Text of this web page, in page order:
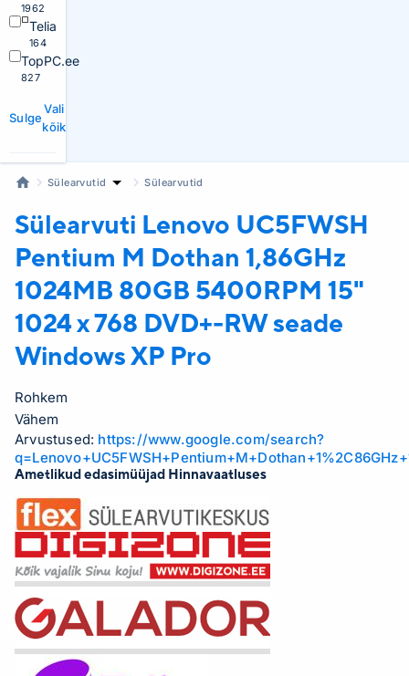
1962
Telia
164
TopPC.ee
827
Sulge
Vali
kõik
Sülearvutid Sülearvutid
Sülearvuti Lenovo UC5FWSH
Pentium M Dothan 1,86GHz
1024MB 80GB 5400RPM 15"
1024 x 768 DVD+-RW seade
Windows XP Pro
Rohkem
Vähem
Arvustused: https://www.google.com/search?
Ametlikud edasimüüjad Hinnavaatluses